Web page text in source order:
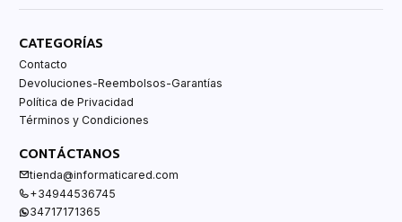
CATEGORÍAS
Contacto
Devoluciones-Reembolsos-Garantías
Política de Privacidad
Términos y Condiciones
CONTÁCTANOS
tienda@informaticared.com
+34944536745
34717171365